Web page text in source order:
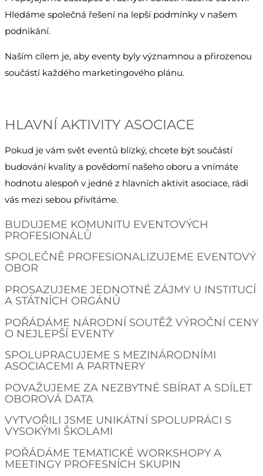
Hledáme společná řešení na lepší podmínky v našem
podnikání.
Naším cílem je, aby eventy byly významnou a přirozenou
součástí každého marketingového plánu.
HLAVNÍ AKTIVITY ASOCIACE
Pokud je vám svět eventů blízký, chcete být součástí
budování kvality a povědomí našeho oboru a vnímáte
hodnotu alespoň v jedné z hlavních aktivit asociace, rádi
vás mezi sebou přivítáme.
BUDUJEME KOMUNITU EVENTOVÝCH
PROFESIONÁLŮ
SPOLEČNĚ PROFESIONALIZUJEME EVENTOVÝ
OBOR
PROSAZUJEME JEDNOTNÉ ZÁJMY U INSTITUCÍ
A STÁTNÍCH ORGÁNŮ
POŘÁDÁME NÁRODNÍ SOUTĚŽ VÝROČNÍ CENY
O NEJLEPŠÍ EVENTY
SPOLUPRACUJEME S MEZINÁRODNÍMI
ASOCIACEMI A PARTNERY
POVAŽUJEME ZA NEZBYTNÉ SBÍRAT A SDÍLET
OBOROVÁ DATA
VYTVOŘILI JSME UNIKÁTNÍ SPOLUPRÁCI S
VYSOKÝMI ŠKOLAMI
POŘÁDÁME TEMATICKÉ WORKSHOPY A
MEETINGY PROFESNÍCH SKUPIN